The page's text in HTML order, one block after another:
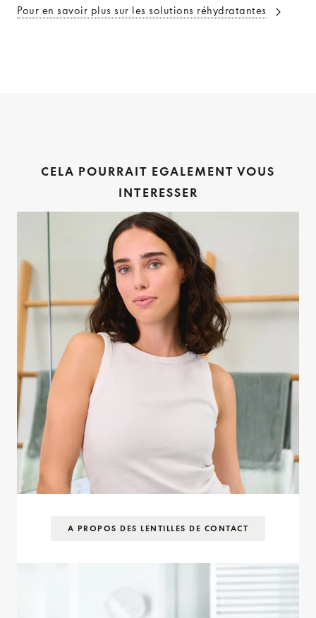
Pour en savoir plus sur les solutions réhydratantes
CELA POURRAIT EGALEMENT VOUS
INTERESSER
A PROPOS DES LENTILLES DE CONTACT